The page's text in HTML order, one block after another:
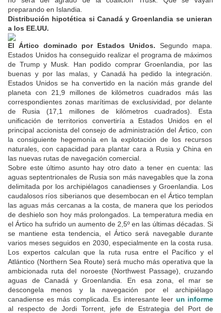
preparando en Islandia.
Distribución hipotética si Canadá y Groenlandia se unieran
a los EE.UU.
El Ártico dominado por Estados Unidos. Segundo mapa.
Estados Unidos ha conseguido realizar el programa de máximos
de Trump y Musk. Han podido comprar Groenlandia, por las
buenas y por las malas, y Canadá ha pedido la integración.
Estados Unidos se ha convertido en la nación más grande del
planeta con 21,9 millones de kilómetros cuadrados más las
correspondientes zonas marítimas de exclusividad, por delante
de Rusia (17,1 millones de kilómetros cuadrados). Esta
unificación de territorios convertiría a Estados Unidos en el
principal accionista del consejo de administración del Ártico, con
la consiguiente hegemonía en la explotación de los recursos
naturales, con capacidad para plantar cara a Rusia y China en
las nuevas rutas de navegación comercial.
Sobre este último asunto hay otro dato a tener en cuenta: las
aguas septentrionales de Rusia son más navegables que la zona
delimitada por los archipiélagos canadienses y Groenlandia. Los
caudalosos ríos siberianos que desembocan en el Ártico templan
las aguas más cercanas a la costa, de manera que los periodos
de deshielo son hoy más prolongados. La temperatura media en
el Ártico ha sufrido un aumento de 2,5º en las últimas décadas. Si
se mantiene esta tendencia, el Ártico será navegable durante
varios meses seguidos en 2030, especialmente en la costa rusa.
Los expertos calculan que la ruta rusa entre el Pacífico y el
Atlántico (Northern Sea Route) será mucho más operativa que la
ambicionada ruta del noroeste (Northwest Passage), cruzando
aguas de Canadá y Groenlandia. En esa zona, el mar se
descongela menos y la navegación por el archipiélago
canadiense es más complicada. Es interesante leer un informe
al respecto de Jordi Torrent, jefe de Estrategia del Port de